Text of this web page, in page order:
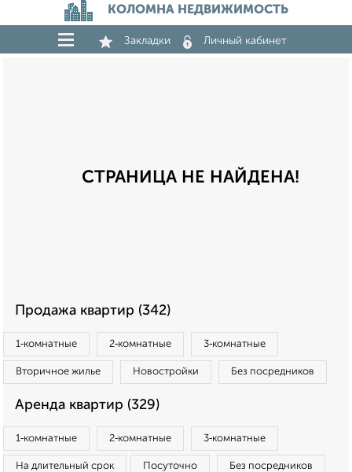
КОЛОМНА НЕДВИЖИМОСТЬ
Закладки Личный кабинет
СТРАНИЦА НЕ НАЙДЕНА!
Продажа квартир (342)
1‑комнатные 2‑комнатные 3‑комнатные
Вторичное жилье Новостройки Без посредников
Аренда квартир (329)
1‑комнатные 2‑комнатные 3‑комнатные
На длительный срок Посуточно Без посредников